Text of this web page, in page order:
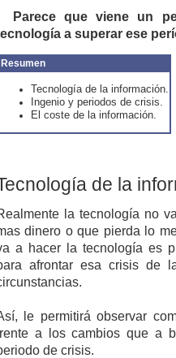
Parece que viene un
a superar ese
Resumen
Tecnología de la información.
Ingenio y periodos de crisis.
El coste de la información.
de la
la tecnología no
dinero o que pierda lo
a hacer la tecnología es
afrontar esa crisis de
le permitirá observar
a los cambios que a
de crisis.